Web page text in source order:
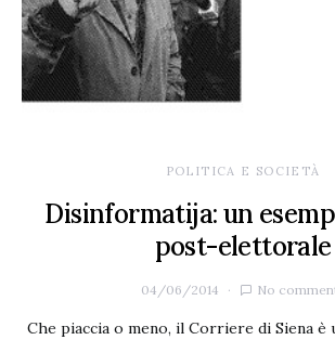
POLITICA E SOCIETÀ
Disinformatija: un
post-elettorale
04/06/2014 No
Che piaccia o meno, il Corriere di Siena è